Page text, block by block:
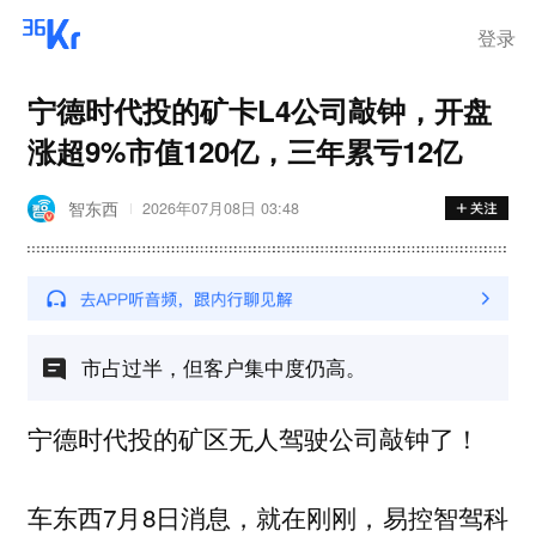
登录
宁德时代投的矿卡L4公司敲钟，开盘
涨超9%市值120亿，三年累亏12亿
智东西 2026年07月08日 03:48
市占过半，但客户集中度仍高。
宁德时代投的矿区无人驾驶公司敲钟了！
车东西7月8日消息，就在刚刚，易控智驾科